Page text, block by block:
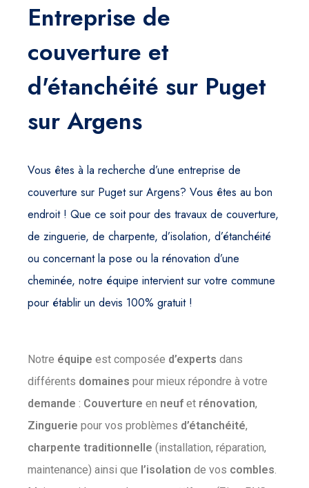
Entreprise de
couverture et
d'étanchéité sur Puget
sur Argens
Vous êtes à la recherche d’une entreprise de
couverture sur Puget sur Argens? Vous êtes au bon
endroit ! Que ce soit pour des travaux de couverture,
de zinguerie, de charpente, d’isolation, d’étanchéité
ou concernant la pose ou la rénovation d’une
cheminée, notre équipe intervient sur votre commune
pour établir un devis 100% gratuit !
Notre équipe est composée d’experts dans
différents domaines pour mieux répondre à votre
demande : Couverture en neuf et rénovation,
Zinguerie pour vos problèmes d’étanchéité,
charpente traditionnelle (installation, réparation,
maintenance) ainsi que l’isolation de vos combles.